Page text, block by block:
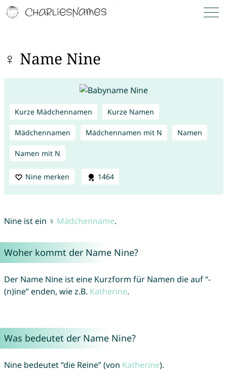
♀ Name Nine
Kurze Mädchennamen Kurze Namen
Mädchennamen Mädchennamen mit N Namen
Namen mit N
Nine merken 1464
Nine ist ein ♀ Mädchenname.
Woher kommt der Name Nine?
Der Name Nine ist eine Kurzform für Namen die auf “-
(n)ine” enden, wie z.B. Katherine.
Was bedeutet der Name Nine?
Nine bedeutet “die Reine” (von Katherine).